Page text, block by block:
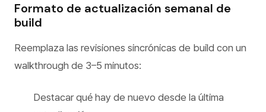
Formato de actualización semanal de
build
Reemplaza las revisiones sincrónicas de build con un
walkthrough de 3–5 minutos:
Destacar qué hay de nuevo desde la última